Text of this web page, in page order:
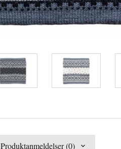
Produktanmeldelser (0)